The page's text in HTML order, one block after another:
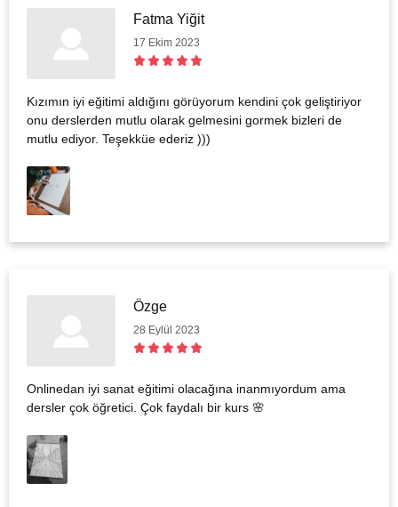
Fatma Yiğit
17 Ekim 2023
Kızımın iyi eğitimi aldığını görüyorum kendini çok geliştiriyor
onu derslerden mutlu olarak gelmesini gormek bizleri de
mutlu ediyor. Teşekküe ederiz )))
Özge
28 Eylül 2023
Onlinedan iyi sanat eğitimi olacağına inanmıyordum ama
dersler çok öğretici. Çok faydalı bir kurs 🌸